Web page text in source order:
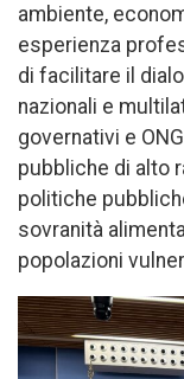
ambiente,
esperienza
di facilitare il
nazionali e
governativi e
pubbliche di alto
politiche
sovranità
popolazioni